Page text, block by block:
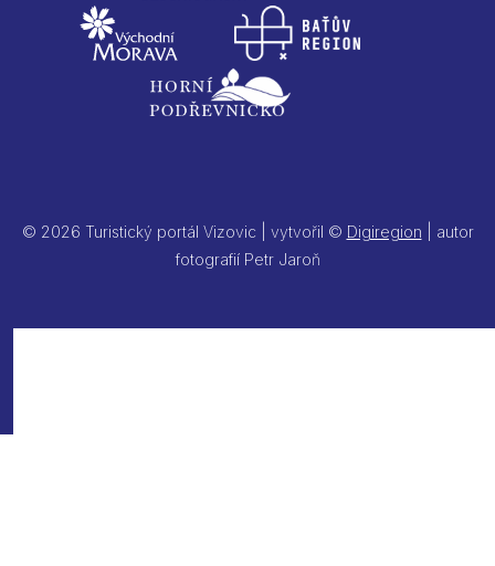
© 2026 Turistický portál Vizovic | vytvořil © Digiregion | autor
fotografií Petr Jaroň